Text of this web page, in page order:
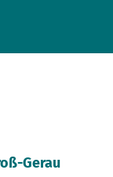
Gerau